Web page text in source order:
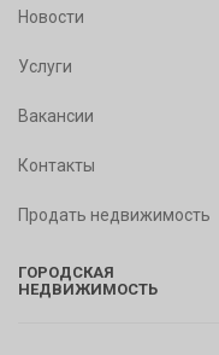
Новости
Услуги
Вакансии
Контакты
Продать недвижимость
ГОРОДСКАЯ
НЕДВИЖИМОСТЬ